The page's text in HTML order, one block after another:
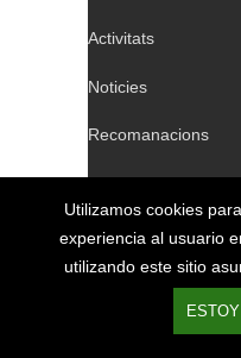
Activitats
Noticies
Recomanacions
Tallers
Xerrades
TELÈFONS DE
Utilizamos cookies
experiencia al usuario
utilizando este sitio